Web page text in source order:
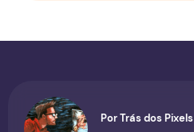
Por Trás dos Pixels